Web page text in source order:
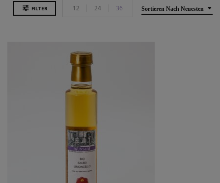
FILTER Sortieren Nach Neuesten
12 24 36